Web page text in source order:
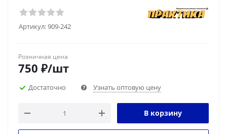
Артикул:909-242
Розничная цена
750 ₽/шт
Достаточно Узнать оптовую цену
В корзину